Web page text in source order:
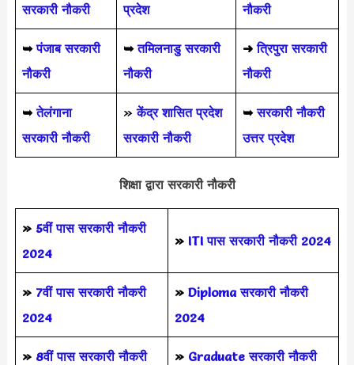
सरकारी नौकरी
प्रदेश
नौकरी
➥ पंजाब सरकारी
नौकरी
➥ तमिलनाडु सरकारी
नौकरी
➜ त्रिपुरा सरकारी
नौकरी
➥तेलंगाना
सरकारी नौकरी
»केंद्र शासित प्रदेश
सरकारी नौकरी
➥ सरकारी नौकरी
उत्तर प्रदेश
शिक्षा द्वारा सरकारी नौकरी
» 5वीं पास सरकारी नौकरी
2024
» ITI पास सरकारी नौकरी 2024
» 7वीं पास सरकारी नौकरी
2024
» Diploma सरकारी नौकरी
2024
» 8वीं पास सरकारी नौकरी
» Graduate सरकारी नौकरी